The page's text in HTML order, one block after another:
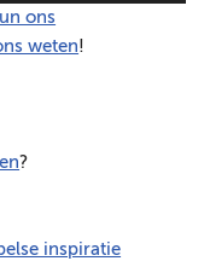
ons
weten!
?
inspiratie